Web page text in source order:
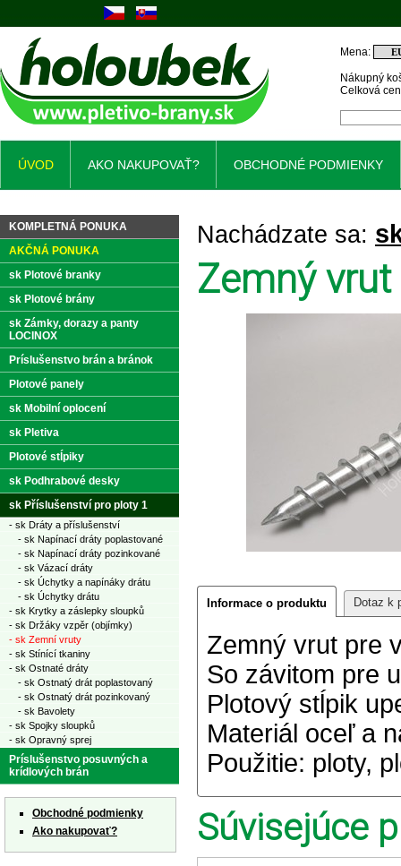
Nachádzate sa:
Zemný
Informace o produktu Dotaz k
Zemný vrut pre
So závitom pre
Plotový stĺpik
Materiál oceľ a
Použitie: ploty,
Súvisejúce
KOMPLETNÁ PONUKA
AKČNÁ PONUKA
sk Plotové branky
sk Plotové brány
sk Zámky, dorazy a panty
LOCINOX
Príslušenstvo brán a bránok
Plotové panely
sk Mobilní oplocení
sk Pletiva
Plotové stĺpiky
sk Podhrabové desky
sk Příslušenství pro ploty 1
- sk Dráty a příslušenství
- sk Napínací dráty poplastované
- sk Napínací dráty pozinkované
- sk Vázací dráty
- sk Úchytky a napínáky drátu
- sk Úchytky drátu
- sk Krytky a záslepky sloupků
- sk Držáky vzpěr (objímky)
- sk Zemní vruty
- sk Stínící tkaniny
- sk Ostnaté dráty
- sk Ostnatý drát poplastovaný
- sk Ostnatý drát pozinkovaný
- sk Bavolety
- sk Spojky sloupků
- sk Opravný sprej
Príslušenstvo posuvných a
krídlových brán
Obchodné podmienky
Ako nakupovať?
Nákupný
Celková
Mena:
ÚVOD AKO NAKUPOVAŤ? OBCHODNÉ PODMIENKY